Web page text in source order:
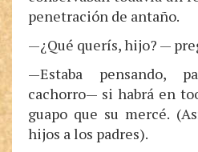
penetración de antaño.
—¿Qué querís, hijo? —
—Estaba pensando,
cachorro— si habrá en
guapo que su mercé.
hijos a los padres).